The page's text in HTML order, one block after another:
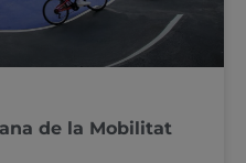
de la Mobilitat